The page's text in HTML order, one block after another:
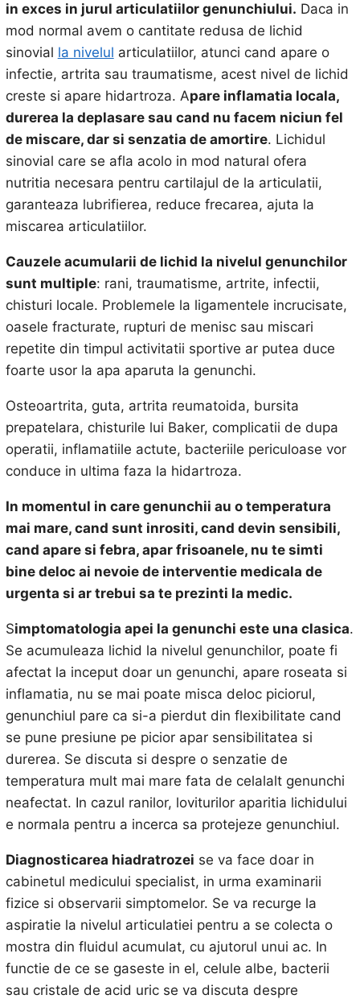
in exces in jurul articulatiilor genunchiului. Daca in
mod normal avem o cantitate redusa de lichid
sinovial la nivelul articulatiilor, atunci cand apare o
infectie, artrita sau traumatisme, acest nivel de lichid
creste si apare hidartroza. Apare inflamatia locala,
durerea la deplasare sau cand nu facem niciun fel
de miscare, dar si senzatia de amortire. Lichidul
sinovial care se afla acolo in mod natural ofera
nutritia necesara pentru cartilajul de la articulatii,
garanteaza lubrifierea, reduce frecarea, ajuta la
miscarea articulatiilor.
Cauzele acumularii de lichid la nivelul genunchilor
sunt multiple: rani, traumatisme, artrite, infectii,
chisturi locale. Problemele la ligamentele incrucisate,
oasele fracturate, rupturi de menisc sau miscari
repetite din timpul activitatii sportive ar putea duce
foarte usor la apa aparuta la genunchi.
Osteoartrita, guta, artrita reumatoida, bursita
prepatelara, chisturile lui Baker, complicatii de dupa
operatii, inflamatiile actute, bacteriile periculoase vor
conduce in ultima faza la hidartroza.
In momentul in care genunchii au o temperatura
mai mare, cand sunt inrositi, cand devin sensibili,
cand apare si febra, apar frisoanele, nu te simti
bine deloc ai nevoie de interventie medicala de
urgenta si ar trebui sa te prezinti la medic.
Simptomatologia apei la genunchi este una clasica.
Se acumuleaza lichid la nivelul genunchilor, poate fi
afectat la inceput doar un genunchi, apare roseata si
inflamatia, nu se mai poate misca deloc piciorul,
genunchiul pare ca si-a pierdut din flexibilitate cand
se pune presiune pe picior apar sensibilitatea si
durerea. Se discuta si despre o senzatie de
temperatura mult mai mare fata de celalalt genunchi
neafectat. In cazul ranilor, loviturilor aparitia lichidului
e normala pentru a incerca sa protejeze genunchiul.
Diagnosticarea hiadratrozei se va face doar in
cabinetul medicului specialist, in urma examinarii
fizice si observarii simptomelor. Se va recurge la
aspiratie la nivelul articulatiei pentru a se colecta o
mostra din fluidul acumulat, cu ajutorul unui ac. In
functie de ce se gaseste in el, celule albe, bacterii
sau cristale de acid uric se va discuta despre